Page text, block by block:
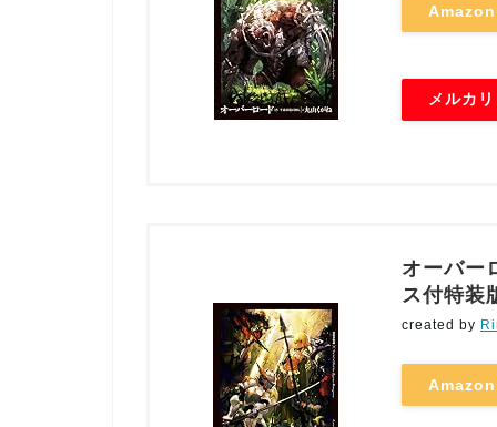
Amazon
メルカリ
オーバー
ス付特装
created by
Amazon